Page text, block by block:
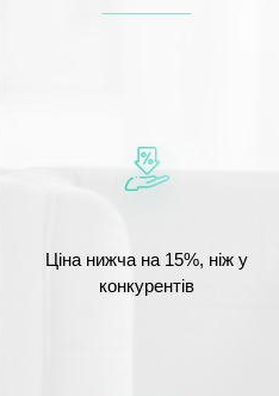
Ціна нижча на 15%, ніж у
конкурентів